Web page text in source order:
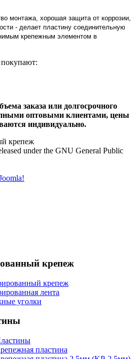
монтажа, хорошая защита от коррозии,
- делает пластину соединительную
крепежным элементом в
заказа или долгосрочного
оптовыми клиентами, цены
индивидуально.
крепеж
under the GNU General Public
крепеж
крепеж
лента
уголки
пластина